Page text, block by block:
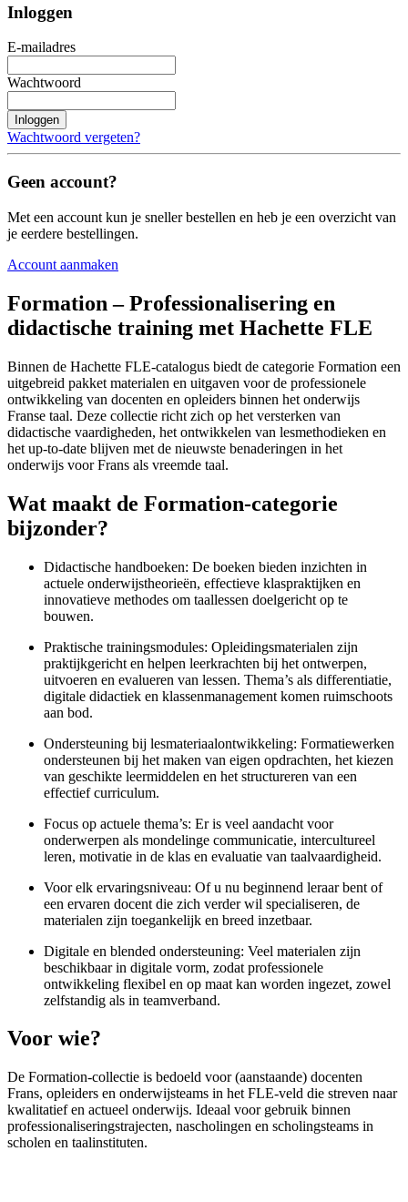
Inloggen
E-mailadres
Wachtwoord
Inloggen
Wachtwoord vergeten?
Geen account?
Met een account kun je sneller bestellen en heb je een overzicht van
je eerdere bestellingen.
Account aanmaken
Formation – Professionalisering en
didactische training met Hachette FLE
Binnen de Hachette FLE-catalogus biedt de categorie Formation een
uitgebreid pakket materialen en uitgaven voor de professionele
ontwikkeling van docenten en opleiders binnen het onderwijs
Franse taal. Deze collectie richt zich op het versterken van
didactische vaardigheden, het ontwikkelen van lesmethodieken en
het up-to-date blijven met de nieuwste benaderingen in het
onderwijs voor Frans als vreemde taal.
Wat maakt de Formation-categorie
bijzonder?
Didactische handboeken: De boeken bieden inzichten in
actuele onderwijstheorieën, effectieve klaspraktijken en
innovatieve methodes om taallessen doelgericht op te
bouwen.
Praktische trainingsmodules: Opleidingsmaterialen zijn
praktijkgericht en helpen leerkrachten bij het ontwerpen,
uitvoeren en evalueren van lessen. Thema’s als differentiatie,
digitale didactiek en klassenmanagement komen ruimschoots
aan bod.
Ondersteuning bij lesmateriaalontwikkeling: Formatiewerken
ondersteunen bij het maken van eigen opdrachten, het kiezen
van geschikte leermiddelen en het structureren van een
effectief curriculum.
Focus op actuele thema’s: Er is veel aandacht voor
onderwerpen als mondelinge communicatie, intercultureel
leren, motivatie in de klas en evaluatie van taalvaardigheid.
Voor elk ervaringsniveau: Of u nu beginnend leraar bent of
een ervaren docent die zich verder wil specialiseren, de
materialen zijn toegankelijk en breed inzetbaar.
Digitale en blended ondersteuning: Veel materialen zijn
beschikbaar in digitale vorm, zodat professionele
ontwikkeling flexibel en op maat kan worden ingezet, zowel
zelfstandig als in teamverband.
Voor wie?
De Formation-collectie is bedoeld voor (aanstaande) docenten
Frans, opleiders en onderwijsteams in het FLE-veld die streven naar
kwalitatief en actueel onderwijs. Ideaal voor gebruik binnen
professionaliseringstrajecten, nascholingen en scholingsteams in
scholen en taalinstituten.